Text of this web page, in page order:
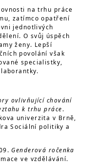
na trhu práce
zatímco opatření
jednotlivých
O svůj úspěch
ženy. Lepší
povolání však
specialistky,
ovlivňující chování
k trhu práce.
univerzita v Brně,
Sociální politiky a
Genderová ročenka
ve vzdělávání.